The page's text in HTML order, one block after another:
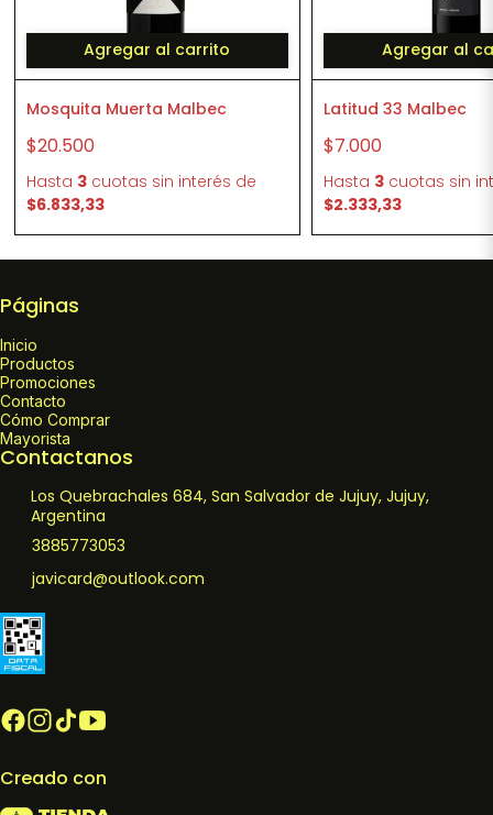
Agregar al carrito
Mosquita Muerta Malbec
$20.500
Hasta 3cuotas sin interés de
$6.833,33
Agregar al
Latitud 33 Malbec
$7.000
Hasta 3 cuotas sin
$2.333,33
Páginas
Inicio
Productos
Promociones
Contacto
Cómo Comprar
Mayorista
Contactanos
Los Quebrachales 684, San Salvador de Jujuy, Jujuy,
Argentina
3885773053
javicard@outlook.com
Creado con